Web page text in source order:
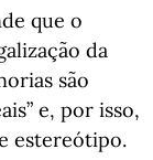
que o
da
são
e, por isso,
estereótipo.